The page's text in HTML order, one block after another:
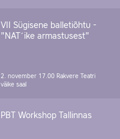
VII Sügisene balletiõhtu -
"NAT´ike armastusest"
2. november 17.00 Rakvere Teatri
väike saal
PBT Workshop Tallinnas